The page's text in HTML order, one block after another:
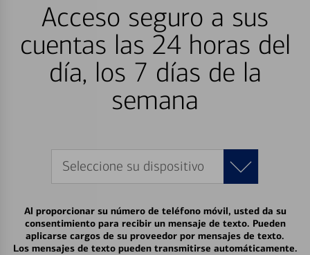
Acceso seguro a sus
cuentas las 24 horas del
día, los 7 días de la
semana
Seleccione su dispositivo
Al proporcionar su número de teléfono móvil, usted da su
consentimiento para recibir un mensaje de texto. Pueden
aplicarse cargos de su proveedor por mensajes de texto.
Los mensajes de texto pueden transmitirse automáticamente.